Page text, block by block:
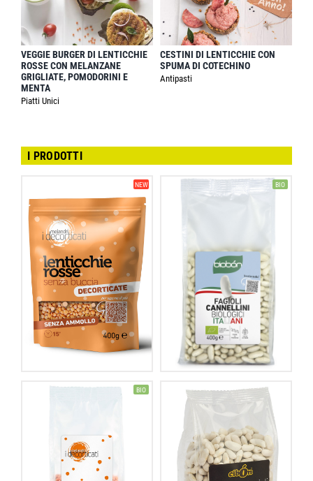
VEGGIE BURGER DI LENTICCHIE
ROSSE CON MELANZANE
GRIGLIATE, POMODORINI E
MENTA
Piatti Unici
CESTINI DI LENTICCHIE CON
SPUMA DI COTECHINO
Antipasti
I PRODOTTI
NEW BIO
BIO